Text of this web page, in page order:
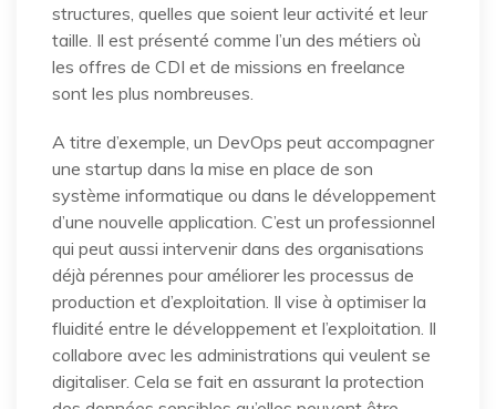
structures, quelles que soient leur activité et leur
taille. Il est présenté comme l’un des métiers où
les offres de CDI et de missions en freelance
sont les plus nombreuses.
A titre d’exemple, un DevOps peut accompagner
une startup dans la mise en place de son
système informatique ou dans le développement
d’une nouvelle application. C’est un professionnel
qui peut aussi intervenir dans des organisations
déjà pérennes pour améliorer les processus de
production et d’exploitation. Il vise à optimiser la
fluidité entre le développement et l’exploitation. Il
collabore avec les administrations qui veulent se
digitaliser. Cela se fait en assurant la protection